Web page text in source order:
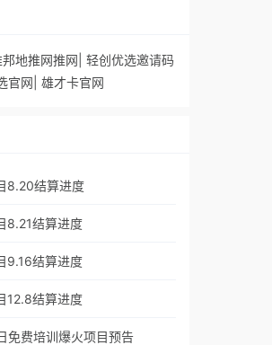
地推网推网 轻创优选邀请码
官网 雄才卡官网
8.20结算进度
8.21结算进度
9.16结算进度
12.8结算进度
免费培训爆火项目预告